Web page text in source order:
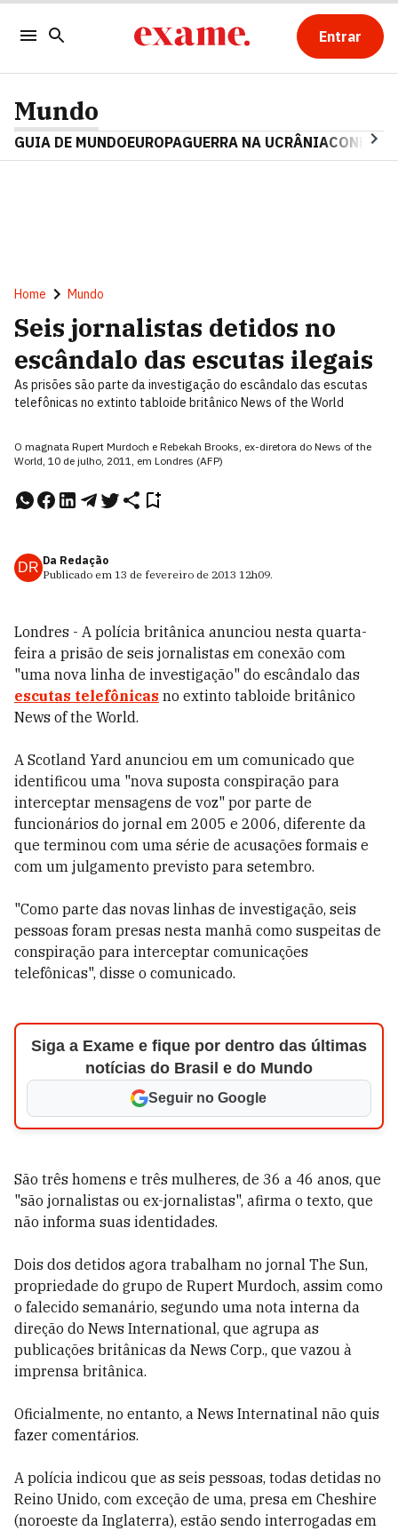
Entrar
Mundo
GUIA DE MUNDOEUROPAGUERRA NA UCRÂNIA
Home Mundo
Seis jornalistas detidos no
escândalo das escutas ilegais
As prisões são parte da investigação do escândalo das escutas
telefônicas no extinto tabloide britânico News of the World
O magnata Rupert Murdoch e Rebekah Brooks, ex-diretora do News of the
World, 10 de julho, 2011, em Londres (AFP)
DR Da Redação
Publicado em 13 de fevereiro de 2013 12h09.
Londres - A polícia britânica anunciou nesta quarta-
feira a prisão de seis jornalistas em conexão com
"uma nova linha de investigação" do escândalo das
escutas telefônicas no extinto tabloide britânico
News of the World.
A Scotland Yard anunciou em um comunicado que
identificou uma "nova suposta conspiração para
interceptar mensagens de voz" por parte de
funcionários do jornal em 2005 e 2006, diferente da
que terminou com uma série de acusações formais e
com um julgamento previsto para setembro.
"Como parte das novas linhas de investigação, seis
pessoas foram presas nesta manhã como suspeitas de
conspiração para interceptar comunicações
telefônicas", disse o comunicado.
Siga a Exame e fique por dentro das últimas
notícias do Brasil e do Mundo
Seguir no Google
São três homens e três mulheres, de 36 a 46 anos, que
"são jornalistas ou ex-jornalistas", afirma o texto, que
não informa suas identidades.
Dois dos detidos agora trabalham no jornal The Sun,
propriedade do grupo de Rupert Murdoch, assim como
o falecido semanário, segundo uma nota interna da
direção do News International, que agrupa as
publicações britânicas da News Corp., que vazou à
imprensa britânica.
Oficialmente, no entanto, a News Internatinal não quis
fazer comentários.
A polícia indicou que as seis pessoas, todas detidas no
Reino Unido, com exceção de uma, presa em Cheshire
(noroeste da Inglaterra), estão sendo interrogadas em